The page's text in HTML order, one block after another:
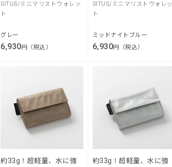
SITUS/ミニマリストウォレッ
ト
グレー
6,930 円（税込）
SITUS/ミニマリストウォレッ
ト
ミッドナイトブルー
6,930円（税込）
約33g！超軽量、水に強
約33g！超軽量、水に強